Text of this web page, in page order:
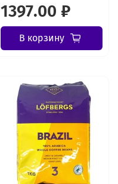
1397.00 ₽
В корзину